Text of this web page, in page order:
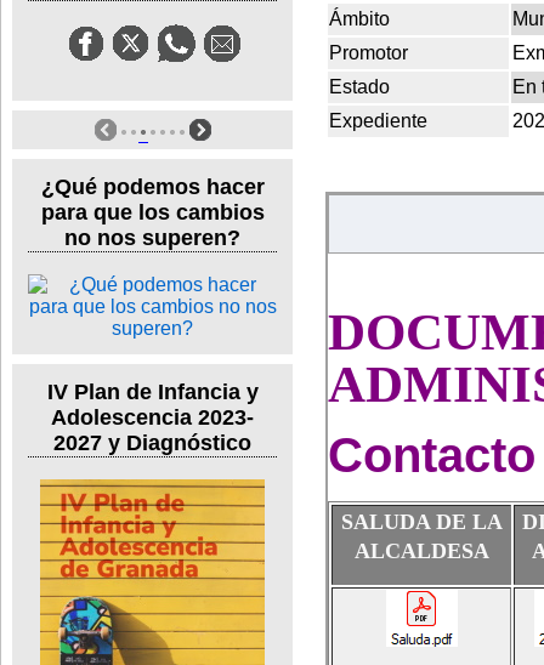
¿Qué podemos hacer
para que los cambios
no nos superen?
IV Plan de Infancia y
Adolescencia 2023-
2027 y Diagnóstico
Ámbito
Promotor
Estado
En
Expediente
SALUDA DE LA
ALCALDESA